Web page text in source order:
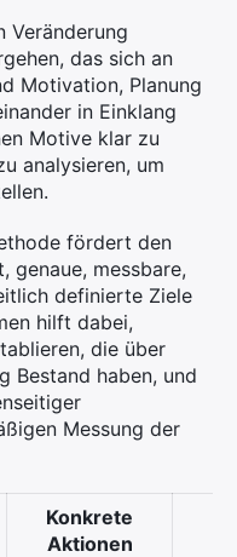
Veränderung
das sich an
Motivation, Planung
in Einklang
Motive klar zu
analysieren, um
fördert den
genaue, messbare,
definierte Ziele
hilft dabei,
die über
Bestand haben, und
Messung der
Konkrete
Aktionen